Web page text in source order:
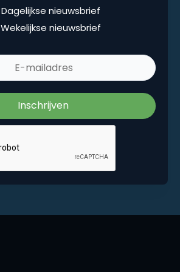
Dagelijkse nieuwsbrief
Wekelijkse nieuwsbrief
Dagelijkse nieuwsbrief
Wekelijkse nieuwsbrief